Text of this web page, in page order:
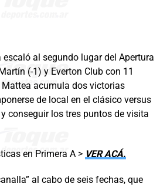
al segundo lugar del Apertura
(-1) y Everton Club con 11
Mattea acumula dos victorias
de local en el clásico versus
conseguir los tres puntos de visita
en Primera A > VER ACÁ.
al cabo de seis fechas, que